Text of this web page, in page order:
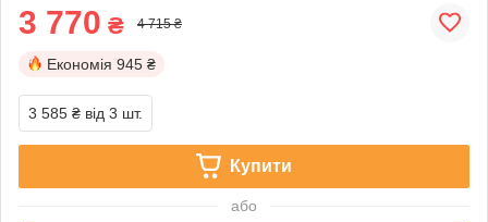
3 770 ₴ 4 715 ₴
Економія 945 ₴
3 585 ₴ від 3 шт.
Купити
або